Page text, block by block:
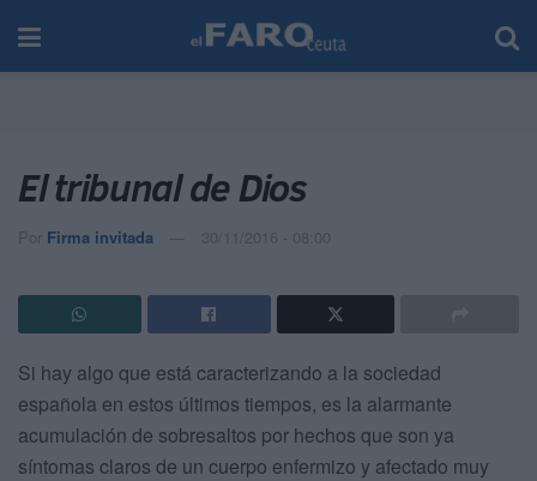
El tribunal de Dios
Por Firma invitada 30/11/2016 - 08:00
Si hay algo que está caracterizando a la sociedad
española en estos últimos tiempos, es la alarmante
acumulación de sobresaltos por hechos que son ya
síntomas claros de un cuerpo enfermizo y afectado muy